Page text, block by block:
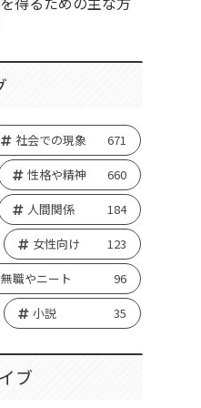
社会での現象
671
性格や精神
660
人間関係
184
女性向け
123
無職やニート
96
小説 35
ブ